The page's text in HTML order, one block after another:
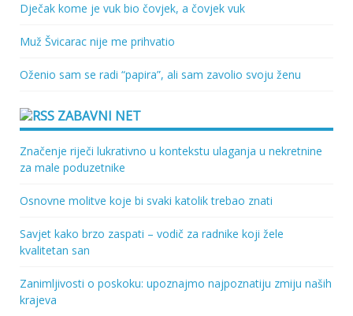
Dječak kome je vuk bio čovjek, a čovjek vuk
Muž Švicarac nije me prihvatio
Oženio sam se radi “papira”, ali sam zavolio svoju ženu
ZABAVNI NET
Značenje riječi lukrativno u kontekstu ulaganja u nekretnine
za male poduzetnike
Osnovne molitve koje bi svaki katolik trebao znati
Savjet kako brzo zaspati – vodič za radnike koji žele
kvalitetan san
Zanimljivosti o poskoku: upoznajmo najpoznatiju zmiju naših
krajeva